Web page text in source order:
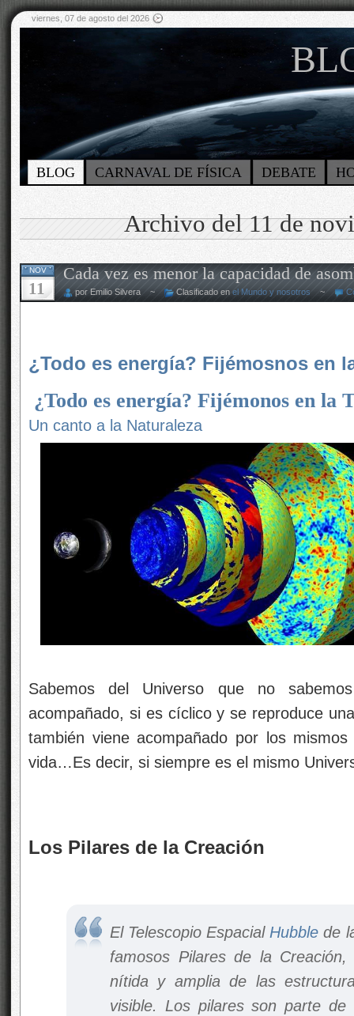
viernes, 07 de agosto del 2026
BLOG CARNAVAL DE FÍSICA DEBATE
Archivo del 11 de
NOV
11
Cada vez es menor la capacidad de
por Emilio Silvera ~ Clasificado en el Mundo y nosotros ~
¿Todo es energía? Fijémosnos en
¿Todo es energía? Fijémonos en la
Un canto a la Naturaleza
Sabemos del Universo que no
acompañado, si es cíclico y se reproduce
también viene acompañado por los
vida…Es decir, si siempre es el mismo
Los Pilares de la Creación
El Telescopio EspacialHubble de
famosos Pilares de la
nítida y amplia de las
visible. Los pilares son parte